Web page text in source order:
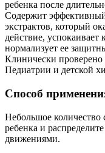
ребенка после
Содержит
экстрактов, который
действие,
нормализует ее
Клинически
Педиатрии и детской
Способ
Небольшое количество
ребенка и
движениями.